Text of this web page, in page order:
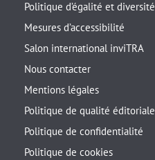
Politique d’égalité et diversité
Mesures d’accessibilité
Salon international inviTRA
Nous contacter
Mentions légales
Politique de qualité éditoriale
Politique de confidentialité
Politique de cookies